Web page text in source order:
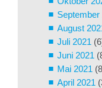
September
August
Juli 2021
Juni 2021
Mai 2021
April 2021